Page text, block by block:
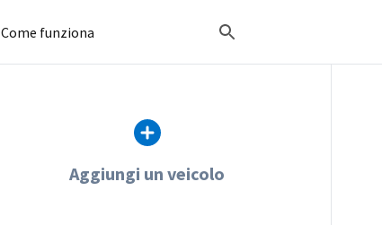
Come funziona
Aggiungi un veicolo